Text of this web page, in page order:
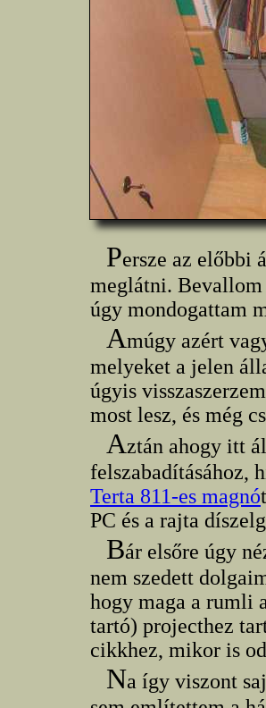
Persze az előbbi
meglátni. Bevallom
úgy mondogattam
Amúgy azért
melyeket a jelen
úgyis
most lesz, és még
Aztán ahogy itt
felszabadításához,
Terta 811-es magnó
PC és a rajta
Bár elsőre úgy
nem szedett
hogy maga a rumli
tartó) projecthez
cikkhez, mikor is
Na így viszont